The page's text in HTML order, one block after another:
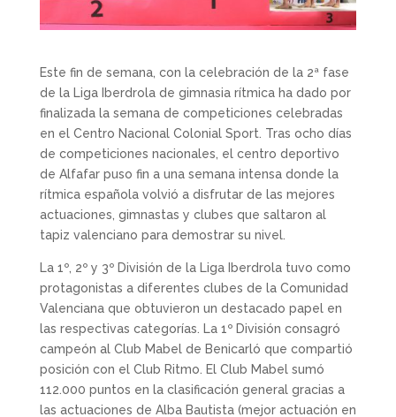
Este fin de semana, con la celebración de la 2ª fase
de la Liga Iberdrola de gimnasia rítmica ha dado por
finalizada la semana de competiciones celebradas
en el Centro Nacional Colonial Sport. Tras ocho días
de competiciones nacionales, el centro deportivo
de Alfafar puso fin a una semana intensa donde la
rítmica española volvió a disfrutar de las mejores
actuaciones, gimnastas y clubes que saltaron al
tapiz valenciano para demostrar su nivel.
La 1º, 2º y 3º División de la Liga Iberdrola tuvo como
protagonistas a diferentes clubes de la Comunidad
Valenciana que obtuvieron un destacado papel en
las respectivas categorías. La 1º División consagró
campeón al Club Mabel de Benicarló que compartió
posición con el Club Ritmo. El Club Mabel sumó
112.000 puntos en la clasificación general gracias a
las actuaciones de Alba Bautista (mejor actuación en